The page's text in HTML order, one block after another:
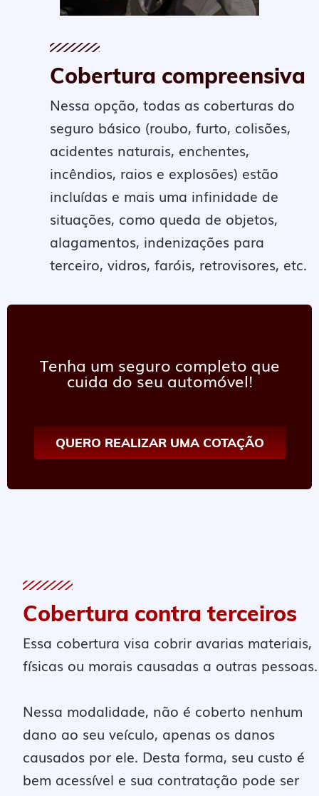
Cobertura compreensiva
Nessa opção, todas as coberturas do
seguro básico (roubo, furto, colisões,
acidentes naturais, enchentes,
incêndios, raios e explosões) estão
incluídas e mais uma infinidade de
situações, como queda de objetos,
alagamentos, indenizações para
terceiro, vidros, faróis, retrovisores, etc.
Tenha um seguro completo que
cuida do seu automóvel!
QUERO REALIZAR UMA COTAÇÃO
Cobertura contra terceiros
Essa cobertura visa cobrir avarias materiais,
físicas ou morais causadas a outras pessoas.
Nessa modalidade, não é coberto nenhum
dano ao seu veículo, apenas os danos
causados por ele. Desta forma, seu custo é
bem acessível e sua contratação pode ser